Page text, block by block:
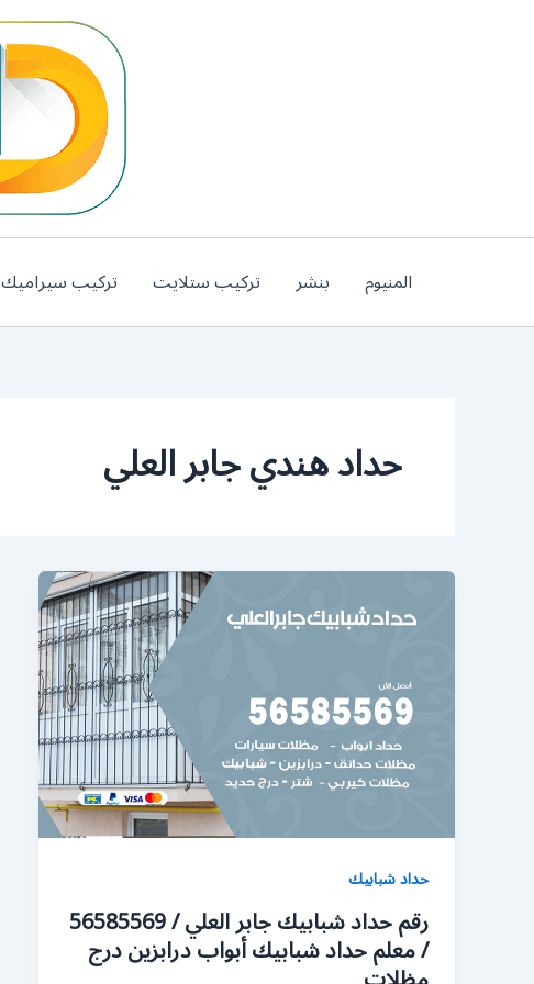
المنيوم بنشر تركيب ستلايت تركيب سيراميك
حداد هندي جابر العلي
حداد شبابيك
رقم حداد شبابيك جابر العلي / 56585569
/ معلم حداد شبابيك أبواب درابزين درج